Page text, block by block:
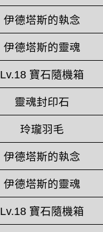
伊德塔斯的執念
伊德塔斯的靈魂
Lv.18 寶石隨機箱
靈魂封印石
玲瓏羽毛
伊德塔斯的執念
伊德塔斯的靈魂
Lv.18 寶石隨機箱